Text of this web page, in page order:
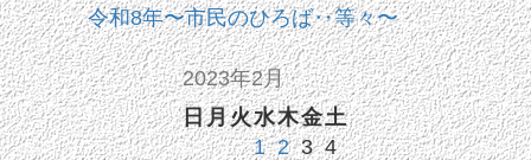
令和8年〜市民のひろば‥等々〜
2023年2月
日月火水木金土
1 2 3 4